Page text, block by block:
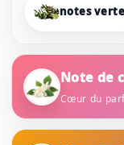
notes
Note de
Cœur du